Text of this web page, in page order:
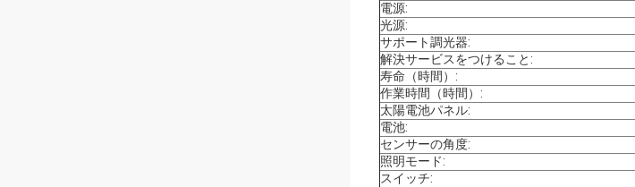
電源:
光源:
サポート調光器:
解決サービスをつけること:
寿命（時間）:
作業時間（時間）:
太陽電池パネル:
電池:
センサーの角度:
照明モード:
スイッチ: